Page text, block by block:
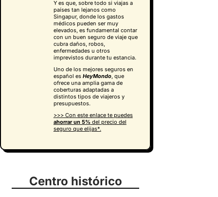
Y es que, sobre todo si viajas a
países tan lejanos como
Singapur, donde los gastos
médicos pueden ser muy
elevados, es fundamental contar
con un buen seguro de viaje que
cubra daños, robos,
enfermedades u otros
imprevistos durante tu estancia.
Uno de los mejores seguros en
español es HeyMondo, que
ofrece una amplia gama de
coberturas adaptadas a
distintos tipos de viajeros y
presupuestos.
>>> Con este enlace te puedes
ahorrar un 5%del precio del
seguro que elijas*.
Centro histórico